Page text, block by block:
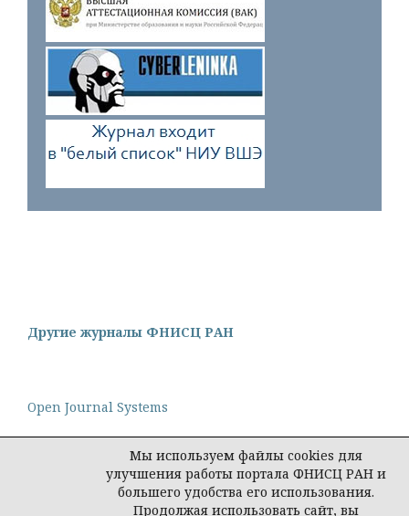
Другие журналы ФНИСЦ РАН
Open Journal Systems
Политика конфиденциальности персональных
Мы используем файлы cookies для
улучшения работы портала ФНИСЦ РАН и
большего удобства его использования.
Продолжая использовать сайт, вы